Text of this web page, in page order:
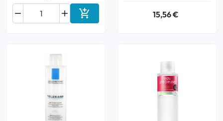

 Ajouter au panier 15,56 €